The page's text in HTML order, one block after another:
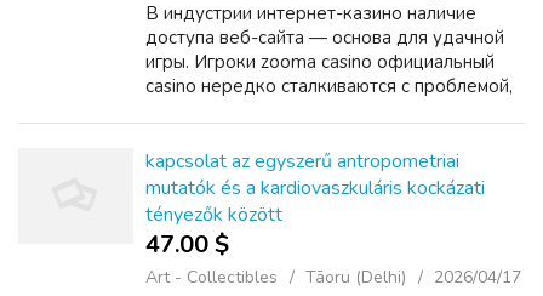
В индустрии интернет-казино наличие
доступа веб-сайта — основа для удачной
игры. Игроки zooma casino официальный
casino нередко сталкиваются с проблемой,
прийдут зеркала — ...
kapcsolat az egyszerű antropometriai
mutatók és a kardiovaszkuláris kockázati
tényezők között
47.00 $
Art - Collectibles Tāoru (Delhi) 2026/04/17